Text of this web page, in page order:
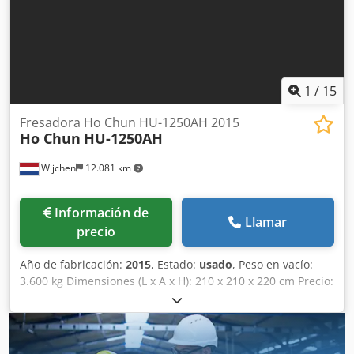
y aceptación de equipos usados posibles en cualquier
1 / 15
Wijchen 12.081 km
Fresadora Ho Chun HU-1250AH 2015
Ho Chun HU-1250AH
Información de
precio
Llamar
Año de fabricación: 2015, Estado: usado, Peso en vacío:
3.600 kg Dimensiones (L x A x H): 210 x 210 x 220 cm Precio:
A consultar - Año de fabricación: 2015 - Documentación
disponible: Sí - Marcado CE presente: Sí - Certificado CE
disponible: No - Número de serie: 5752 - Control: CNC -
Orientación: Horizontal y Vertical - Marca del sistema de